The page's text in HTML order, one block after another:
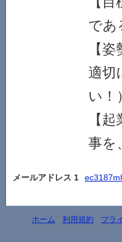
であ
【
適切
【
事を
メールアドレス 1
ホーム - 利用規約 - プラ